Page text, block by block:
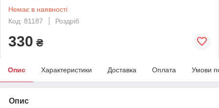
Немає в наявності
Код: 81187
Роздріб
330 ₴
Опис Характеристики Доставка Оплата Умови
Опис